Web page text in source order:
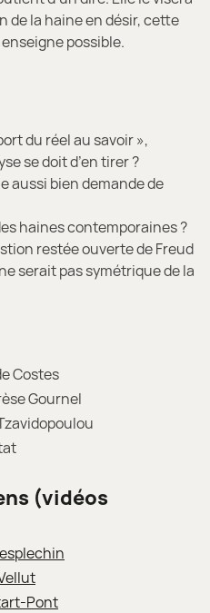
de la haine en désir, cette
possible.
du réel au savoir »,
se doit d’en tirer ?
aussi bien demande de
haines contemporaines ?
restée ouverte de Freud
serait pas symétrique de la
Costes
Gournel
(vidéos
Pont